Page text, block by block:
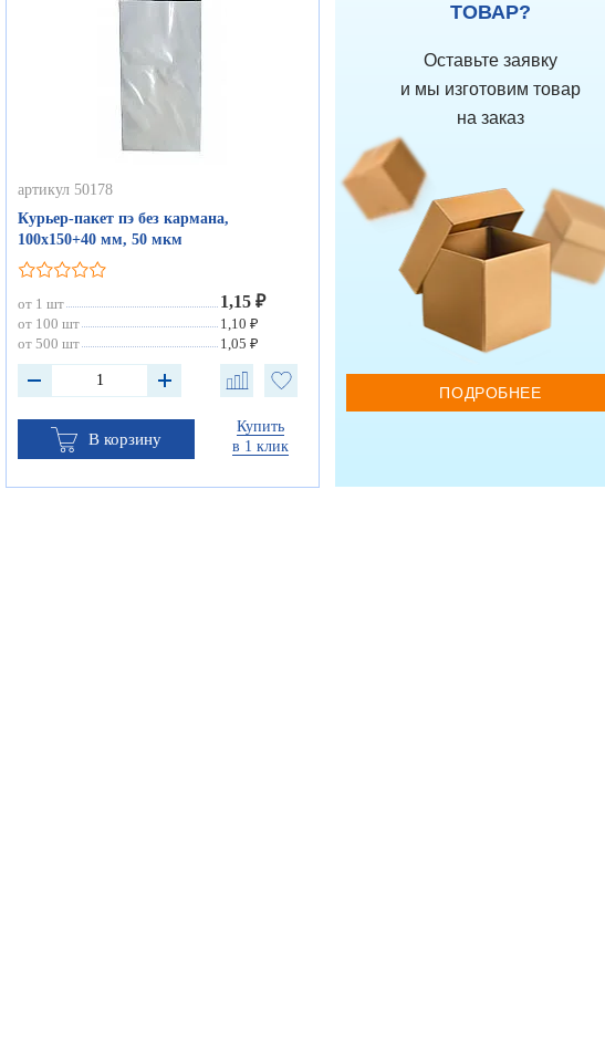
артикул 50178
Курьер-пакет пэ без кармана,
100х150+40 мм, 50 мкм
от 1 шт 1,15 ₽
от 100 шт
1,10 ₽
от 500 шт
1,05 ₽
В корзину
Купить
в 1 клик
ТОВАР?
Оставьте заявку
и мы изготовим товар
на заказ
ПОДРОБНЕЕ